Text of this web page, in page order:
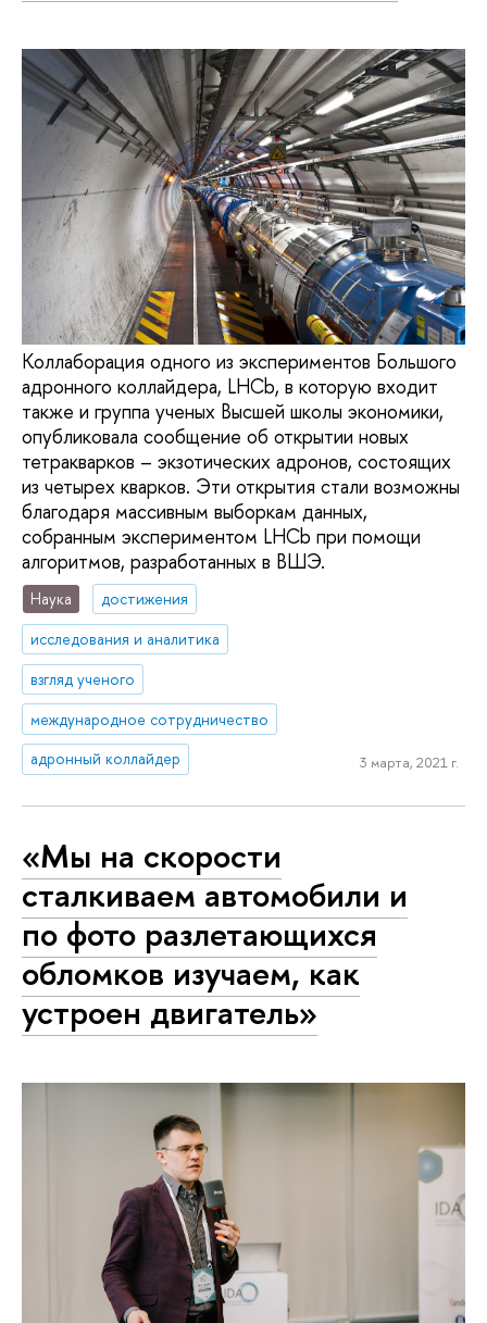
Коллаборация одного из экспериментов Большого
адронного коллайдера, LHCb, в которую входит
также и группа ученых Высшей школы экономики,
опубликовала сообщение об открытии новых
тетракварков – экзотических адронов, состоящих
из четырех кварков. Эти открытия стали возможны
благодаря массивным выборкам данных,
собранным экспериментом LHCb при помощи
алгоритмов, разработанных в ВШЭ.
Наука
достижения
исследования и аналитика
взгляд ученого
международное сотрудничество
адронный коллайдер
3 марта, 2021 г.
«Мы на скорости
сталкиваем автомобили и
по фото разлетающихся
обломков изучаем, как
устроен двигатель»